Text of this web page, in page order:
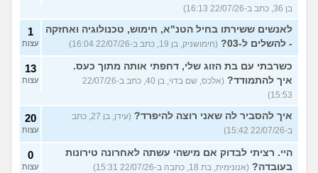
בן 36, כתב ב-22/07/26 16:13)
לאנשים ששירתו בחיל הטנ"א, חימוש, טכנולוגיה ואחזקה
- להשלים ל-03?
(חימושניק, בן 19, כתב ב-22/07/26 16:04)
1
עצות
כשרבתי עם בת הזוג שלי, דחפתי אותה מתוך כעס.
איך להתמודד?
(אלכס, שם בדוי, בן 40, כתב ב-22/07/26
15:53)
13
עצות
איך להסביר לה שאני רוצה להיפרד?
(עידן, בן 27, כתב
ב-22/07/26 15:42)
20
עצות
היי. רציתי לבדוק אם מישהי עשתה לאחרונה טירונות
בעובדה? (אנונימית, בת 18, כתבה ב-22/07/26 15:31)
0
עצות